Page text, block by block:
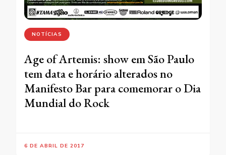
NOTÍCIAS
Age of Artemis: show em São Paulo
tem data e horário alterados no
Manifesto Bar para comemorar o Dia
Mundial do Rock
6 DE ABRIL DE 2017